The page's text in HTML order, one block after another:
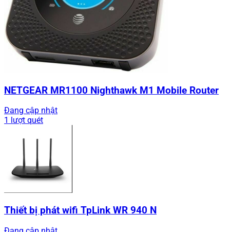
NETGEAR MR1100 Nighthawk M1 Mobile Router
Đang cập nhật
1 lượt quét
Thiết bị phát wifi TpLink WR 940 N